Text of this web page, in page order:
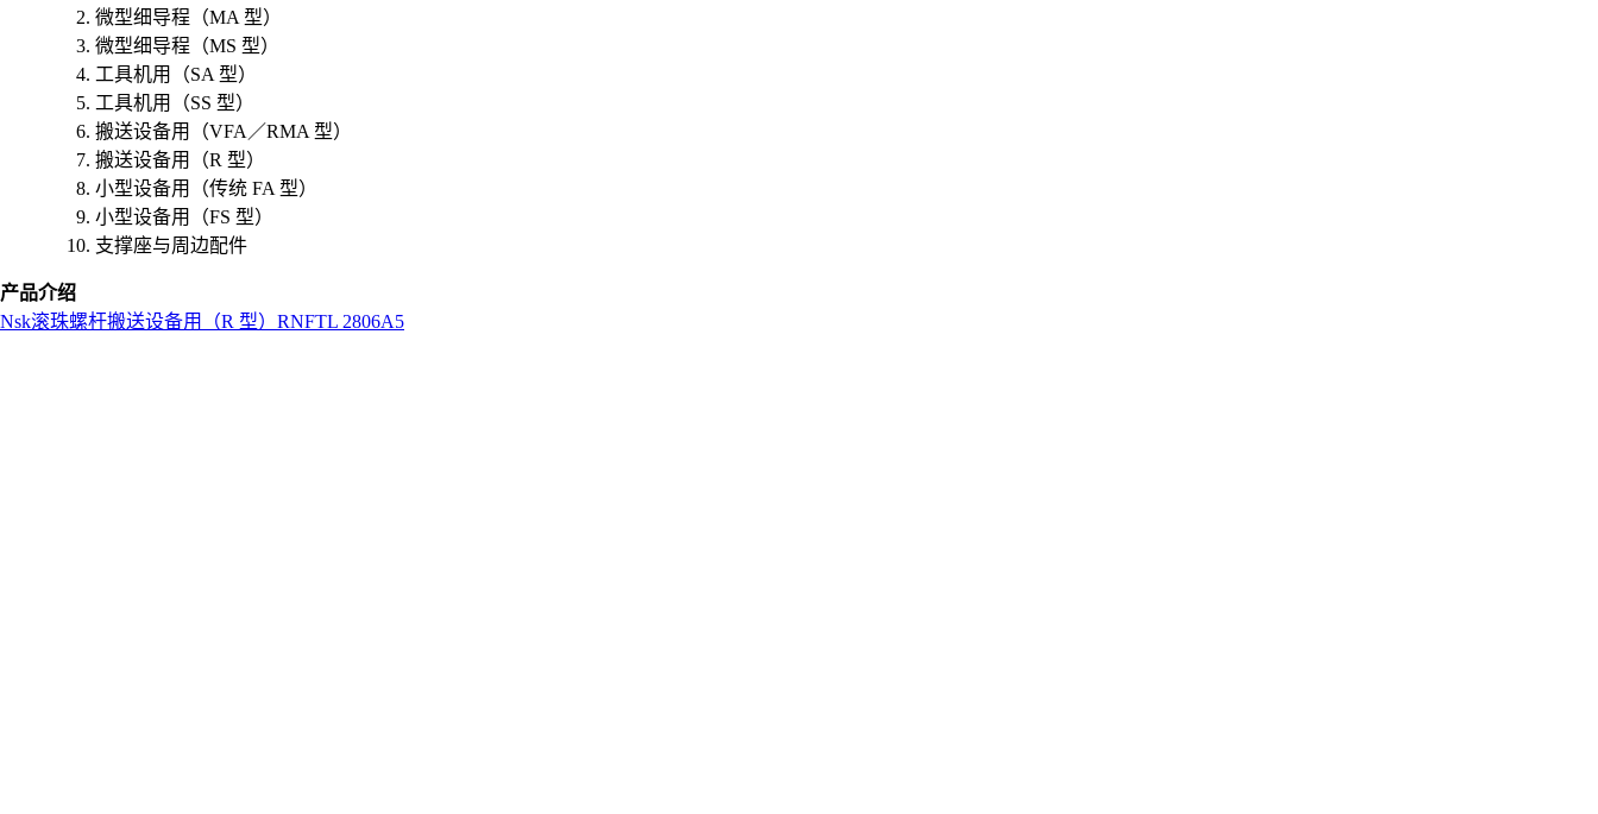
微型细导程（MA 型）
微型细导程（MS 型）
工具机用（SA 型）
工具机用（SS 型）
搬送设备用（VFA／RMA 型）
搬送设备用（R 型）
小型设备用（传统 FA 型）
小型设备用（FS 型）
支撑座与周边配件
产品介绍
Nsk滚珠螺杆搬送设备用（R 型） RNFTL 2806A5